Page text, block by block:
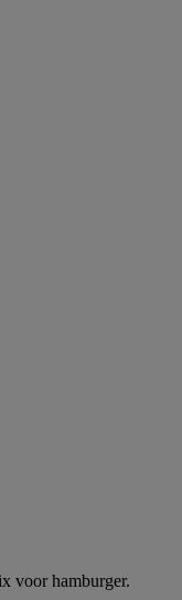
voor hamburger.